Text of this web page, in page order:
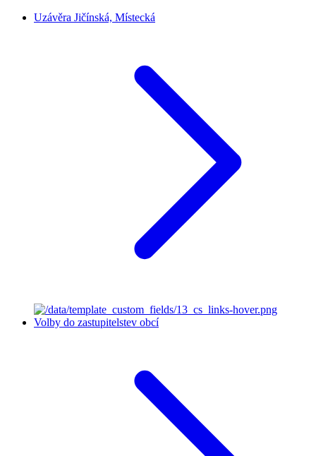
Uzávěra Jičínská, Místecká
Volby do zastupitelstev obcí